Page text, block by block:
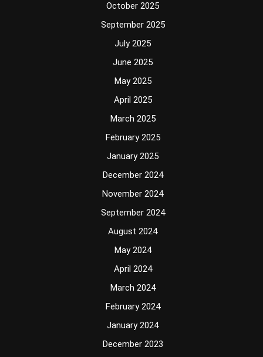
October 2025
September 2025
July 2025
June 2025
May 2025
April 2025
March 2025
February 2025
January 2025
December 2024
November 2024
September 2024
August 2024
May 2024
April 2024
March 2024
February 2024
January 2024
December 2023